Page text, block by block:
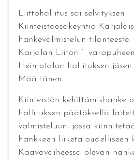
Liittohallitus sai selvityksen
Kiinteistöosakeyhtiö
hankevalmistelun tilanteesta.
Karjalan Liiton 1.
Heimotalon hallituksen jäsen
Määttänen.
Kiinteistön kehittämishanke
hallituksen päätöksellä
valmisteluun, jossa
hankkeen liiketaloudelliseen
Kaavavaiheessa olevan